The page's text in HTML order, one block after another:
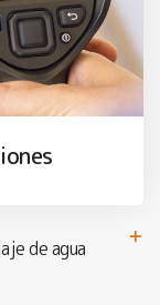
de agua